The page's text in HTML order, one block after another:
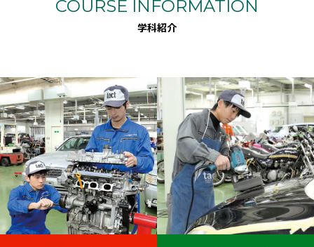
COURSE INFORMATION
学科紹介